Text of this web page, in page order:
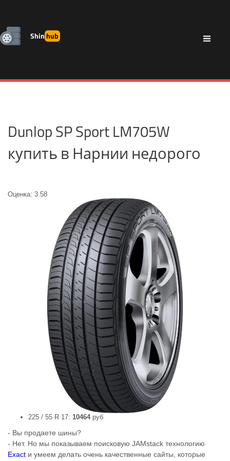
Shinhub
Dunlop SP Sport LM705W
купить в Нарнии недорого
Оценка: 3.58
225 / 55 R 17: 10464руб
- Вы продаете шины?
- Нет. Но мы показываем поисковую JAMstack технологию
Exact и умеем делать очень качественные сайты, которые